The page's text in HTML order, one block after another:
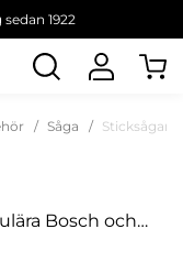
1922
Såga Sticksågar
Bosch och
och